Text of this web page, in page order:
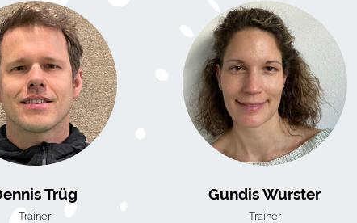
Trüg
Trainer
Gundis Wurster
Trainer